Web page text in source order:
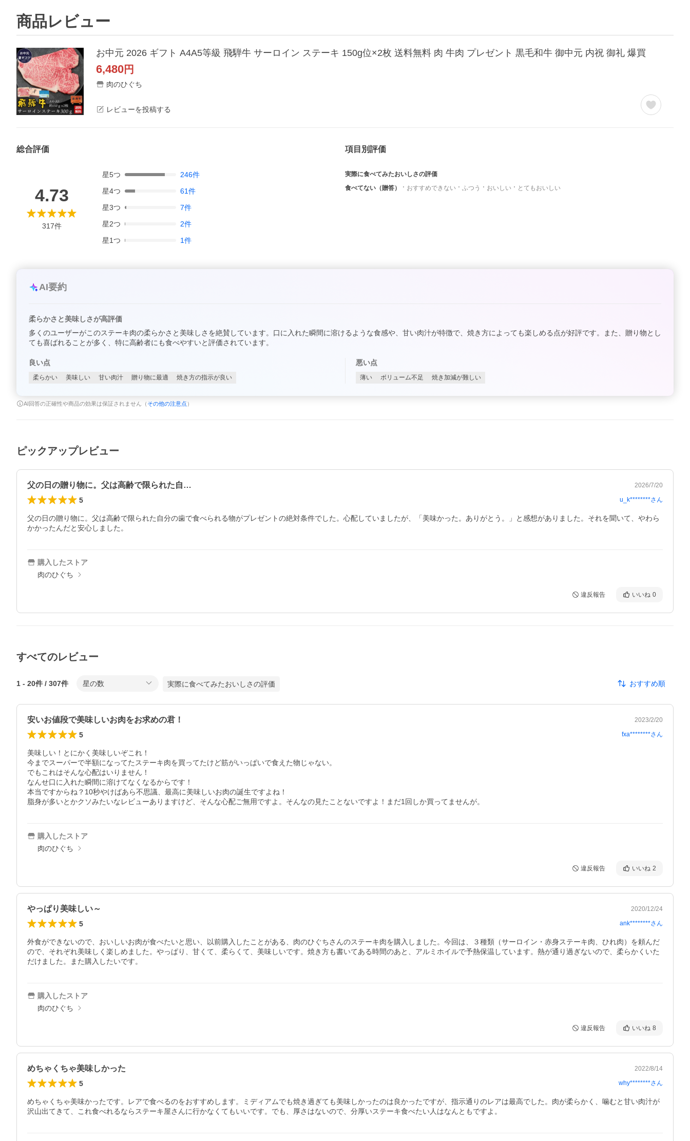
商品レビュー
お中元 2026 ギフト A4A5等級 飛騨牛 サーロイン ステーキ 150g位×2枚 送料無料 肉 牛肉 プレゼント 黒毛和牛 御中元 内祝 御礼 爆買
6,480円
肉のひぐち
レビューを投稿する
総合評価
4.73
317件
星5つ 246件
星4つ 61件
星3つ 7件
星2つ 2件
星1つ 1件
項目別評価
実際に食べてみたおいしさの評価
食べてない（贈答）
おすすめできない ふつう おいしい とてもおいしい
AI要約
柔らかさと美味しさが高評価
多くのユーザーがこのステーキ肉の柔らかさと美味しさを絶賛しています。口に入れた瞬間に溶けるような食感や、甘い肉汁が特徴で、焼き方によっても楽しめる点が好評です。また、贈り物とし
ても喜ばれることが多く、特に高齢者にも食べやすいと評価されています。
良い点
柔らかい 美味しい 甘い肉汁 贈り物に最適 焼き方の指示が良い
悪い点
薄い ボリューム不足 焼き加減が難しい
AI回答の正確性や商品の効果は保証されません（ その他の注意点 ）
ピックアップレビュー
父の日の贈り物に。父は高齢で限られた自… 2026/7/20
5 u_k********さん
父の日の贈り物に。父は高齢で限られた自分の歯で食べられる物がプレゼントの絶対条件でした。心配していましたが、「美味かった。ありがとう。」と感想がありました。それを聞いて、やわら
かかったんだと安心しました。
購入したストア
肉のひぐち
違反報告 いいね 0
すべてのレビュー
1 - 20件 / 307件 星の数 実際に食べてみたおいしさの評価 おすすめ順
安いお値段で美味しいお肉をお求めの君！ 2023/2/20
5 fxa********さん
美味しい！とにかく美味しいぞこれ！
今までスーパーで半額になってたステーキ肉を買ってたけど筋がいっぱいで食えた物じゃない。
でもこれはそんな心配はいりません！
なんせ口に入れた瞬間に溶けてなくなるからです！
本当ですからね？10秒やけばあら不思議、最高に美味しいお肉の誕生ですよね！
購入したストア
肉のひぐち
違反報告 いいね 2
やっぱり美味しい～ 2020/12/24
5 ank********さん
外食ができないので、おいしいお肉が食べたいと思い、以前購入したことがある、肉のひぐちさんのステーキ肉を購入しました。今回は、３種類（サーロイン・赤身ステーキ肉、ひれ肉）を頼んだ
ので、それぞれ美味しく楽しめました。やっぱり、甘くて、柔らくて、美味しいです。焼き方も書いてある時間のあと、アルミホイルで予熱保温しています。熱が通り過ぎないので、柔らかくいた
だけました。また購入したいです。
購入したストア
肉のひぐち
違反報告 いいね 8
めちゃくちゃ美味しかった 2022/8/14
5 why********さん
めちゃくちゃ美味かったです。レアで食べるのをおすすめします。ミディアムでも焼き過ぎても美味しかったのは良かったですが、指示通りのレアは最高でした。肉が柔らかく、噛むと甘い肉汁が
沢山出てきて、これ食べれるならステーキ屋さんに行かなくてもいいです。でも、厚さはないので、分厚いステーキ食べたい人はなんともですよ。